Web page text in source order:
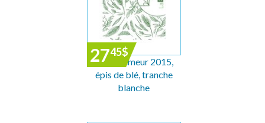
2745$
Bible Semeur 2015,
épis de blé, tranche
blanche